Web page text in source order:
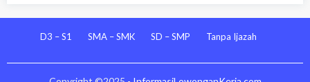
D3 – S1 SMA – SMK SD – SMP Tanpa Ijazah